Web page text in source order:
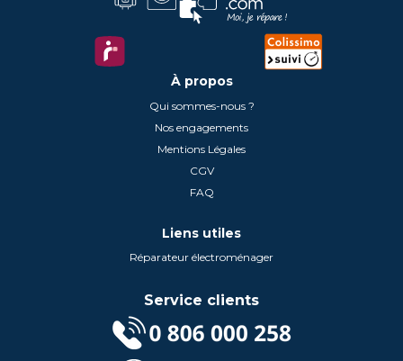
À propos
Qui sommes-nous ?
Nos engagements
Mentions Légales
CGV
FAQ
Liens utiles
Réparateur électroménager
Service clients